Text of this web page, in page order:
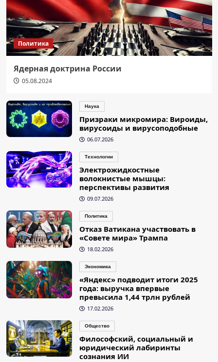
Политика
Ядерная доктрина России
05.08.2024
Наука
Призраки микромира: Вироиды,
вирусоиды и вирусоподобные
06.07.2026
Технологии
Электрожидкостные
волокнистые мышцы:
перспективы развития
09.07.2026
Политика
Отказ Ватикана участвовать в
«Совете мира» Трампа
18.02.2026
Экономика
«Яндекс» подводит итоги 2025
года: выручка впервые
превысила 1,44 трлн рублей
17.02.2026
Общество
Философский, социальный и
юридический лабиринты
сознания ИИ